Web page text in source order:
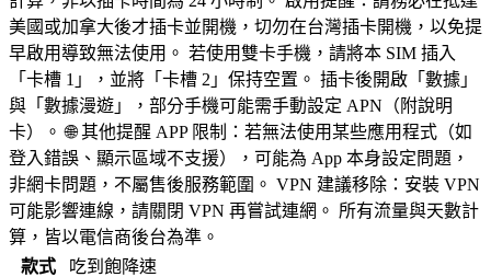
美國或加拿大後才插卡並開機，切勿在台灣插卡開機，以免提
早啟用導致無法使用。 若使用雙卡手機，請將本 SIM 插入
「卡槽 1」，並將「卡槽 2」保持空置。 插卡後開啟「數據」
與「數據漫遊」，部分手機可能需手動設定 APN（附說明
卡）。 🌐 其他提醒 APP 限制：若無法使用某些應用程式（如
登入錯誤、顯示區域不支援），可能為 App 本身設定問題，
非網卡問題，不屬售後服務範圍。 VPN 建議移除：安裝 VPN
可能影響連線，請關閉 VPN 再嘗試連網。 所有流量與天數計
算，皆以電信商後台為準。
款式
吃到飽降速